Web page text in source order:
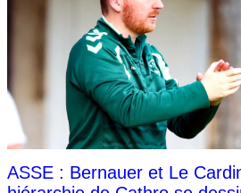
ASSE : Bernauer et Le